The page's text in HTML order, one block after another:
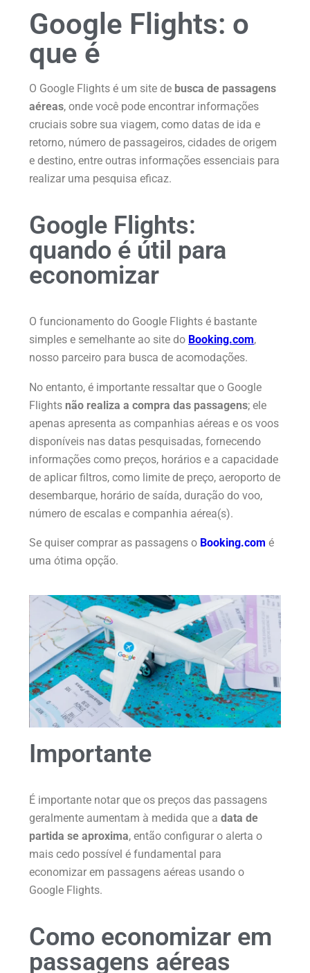
Google Flights: o
que é
O Google Flights é um site de busca de passagens
aéreas, onde você pode encontrar informações
cruciais sobre sua viagem, como datas de ida e
retorno, número de passageiros, cidades de origem
e destino, entre outras informações essenciais para
realizar uma pesquisa eficaz.
Google Flights:
quando é útil para
economizar
O funcionamento do Google Flights é bastante
simples e semelhante ao site do Booking.com,
nosso parceiro para busca de acomodações.
No entanto, é importante ressaltar que o Google
Flights não realiza a compra das passagens; ele
apenas apresenta as companhias aéreas e os voos
disponíveis nas datas pesquisadas, fornecendo
informações como preços, horários e a capacidade
de aplicar filtros, como limite de preço, aeroporto de
desembarque, horário de saída, duração do voo,
número de escalas e companhia aérea(s).
Se quiser comprar as passagens o Booking.com é
uma ótima opção.
Importante
É importante notar que os preços das passagens
geralmente aumentam à medida que a data de
partida se aproxima, então configurar o alerta o
mais cedo possível é fundamental para
economizar em passagens aéreas usando o
Google Flights.
Como economizar em
passagens aéreas